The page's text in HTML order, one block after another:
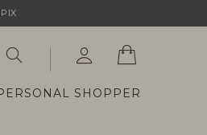
SHOPPER